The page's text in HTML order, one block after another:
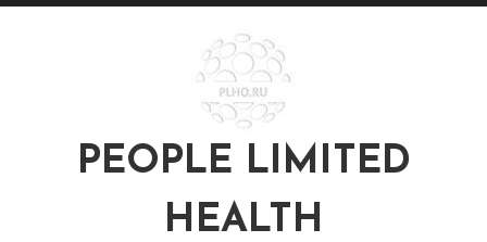
Перейти
PEOPLE LIMITED
HEALTH